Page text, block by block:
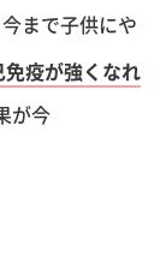
まで子供にや
免疫が強くなれ
が今